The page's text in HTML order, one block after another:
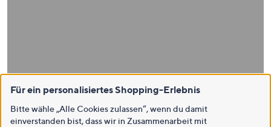
Für ein personalisiertes Shopping-Erlebnis
Bitte wähle „Alle Cookies zulassen“, wenn du damit
einverstanden bist, dass wir in Zusammenarbeit mit